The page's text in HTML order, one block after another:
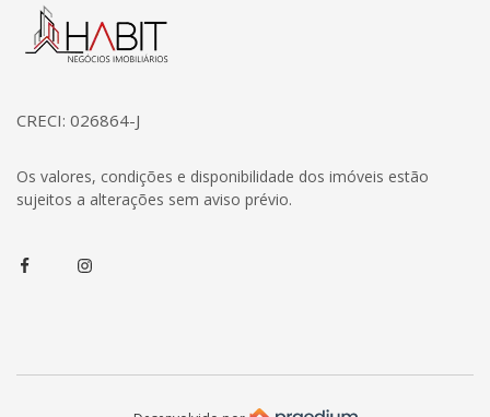
Página inicial
CRECI: 026864-J
Os valores, condições e disponibilidade dos imóveis estão
sujeitos a alterações sem aviso prévio.
FacebookInstagram